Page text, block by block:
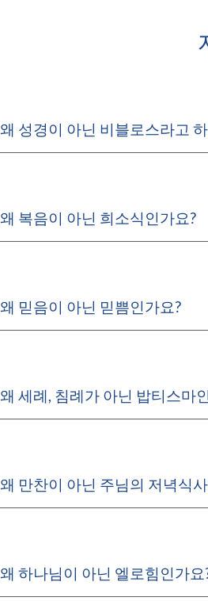
왜 성경이 아닌 비블로스라고
왜 복음이 아닌 희소식인가요?
왜 믿음이 아닌 믿쁨인가요?
왜 세례, 침례가 아닌 밥티스마
왜 만찬이 아닌 주님의 저녁식
왜 하나님이 아닌 엘로힘인가요